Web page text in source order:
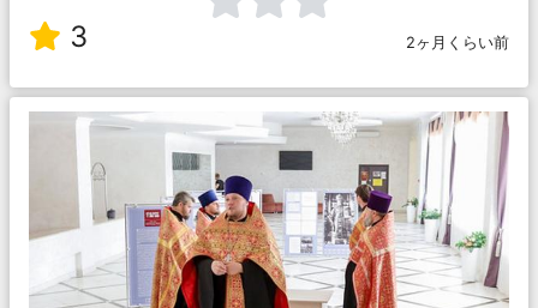
3 2ヶ月くらい前